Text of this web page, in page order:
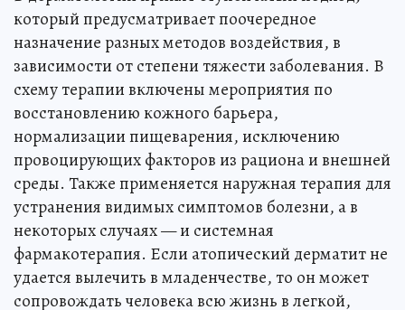
который предусматривает поочередное
назначение разных методов воздействия, в
зависимости от степени тяжести заболевания. В
схему терапии включены мероприятия по
восстановлению кожного барьера,
нормализации пищеварения, исключению
провоцирующих факторов из рациона и внешней
среды. Также применяется наружная терапия для
устранения видимых симптомов болезни, а в
некоторых случаях — и системная
фармакотерапия. Если атопический дерматит не
удается вылечить в младенчестве, то он может
сопровождать человека всю жизнь в легкой,